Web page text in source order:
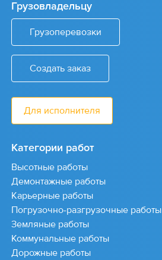
Грузовладельцу
Грузоперевозки
Создать заказ
Для исполнителя
Категории работ
Высотные работы
Демонтажные работы
Карьерные работы
Погрузочно-разгрузочные работы
Земляные работы
Коммунальные работы
Дорожные работы